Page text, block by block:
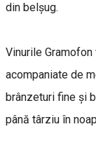
din belșug.
Vinurile
acompaniate de
brânzeturi fine și
până târziu în